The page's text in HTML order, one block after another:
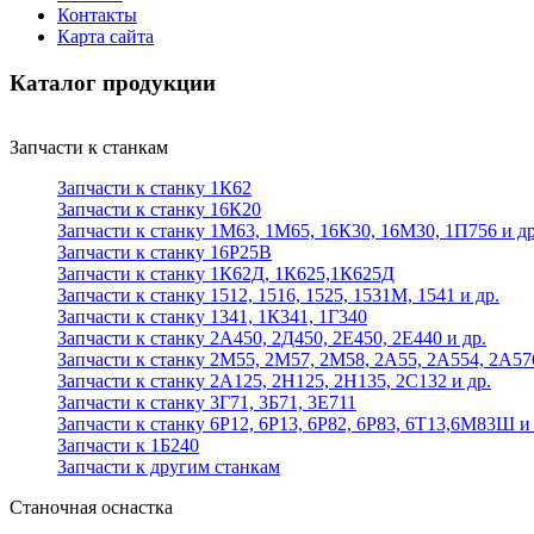
Контакты
Карта сайта
Каталог продукции
Запчасти к станкам
Запчасти к станку 1К62
Запчасти к станку 16К20
Запчасти к станку 1М63, 1М65, 16К30, 16М30, 1П756 и
Запчасти к станку 16Р25В
Запчасти к станку 1К62Д, 1К625,1К625Д
Запчасти к станку 1512, 1516, 1525, 1531М, 1541 и др.
Запчасти к станку 1341, 1К341, 1Г340
Запчасти к станку 2А450, 2Д450, 2Е450, 2Е440 и др.
Запчасти к станку 2М55, 2М57, 2М58, 2А55, 2А554,
Запчасти к станку 2А125, 2Н125, 2Н135, 2С132 и др.
Запчасти к станку 3Г71, 3Б71, 3Е711
Запчасти к станку 6Р12, 6Р13, 6Р82, 6Р83, 6Т13,6М83Ш и
Запчасти к 1Б240
Запчасти к другим станкам
Станочная оснастка